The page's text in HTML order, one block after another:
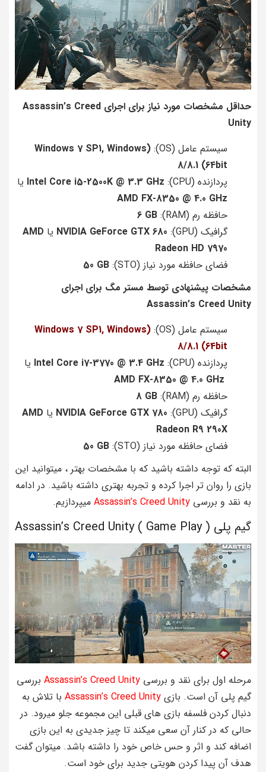
حداقل مشخصات مورد نیاز برای اجرای Assassin’s Creed
Unity
سیستم عامل (OS):
(Windows 7 SP1, Windows
8/8.1 (64bit
پردازنده (CPU):
Intel Core i5-2500K @ 3.3 GHz یا
AMD FX-8350 @ 4.0 GHz
حافظه رم (RAM):
6 GB
گرافیک (GPU):
NVIDIA GeForce GTX 680 یا AMD
Radeon HD 7970
فضای حافظه مورد نیاز (STO):
50 GB
مشخصات پیشنهادی توسط مستر مگ برای اجرای
Assassin’s Creed Unity
سیستم عامل (OS):
(Windows 7 SP1, Windows
8/8.1 (64bit
پردازنده (CPU):
Intel Core i7-3770 @ 3.4 GHz یا
AMD FX-8350 @ 4.0 GHz
حافظه رم (RAM):
8 GB
گرافیک (GPU):
NVIDIA GeForce GTX 780 یا AMD
Radeon R9 290X
فضای حافظه مورد نیاز (STO):
50 GB
البته که توجه داشته باشید که با مشخصات بهتر ، میتوانید این
بازی را روان تر اجرا کرده و تجربه بهتری داشته باشید. در ادامه
به نقد و بررسی Assassin’s Creed Unity میپردازیم.
گیم پلی ( Game Play ) Assassin’s Creed Unity
مرحله اول برای نقد و بررسی Assassin’s Creed Unity بررسی
گیم پلی آن است. بازی Assassin’s Creed Unity با تلاش به
دنبال کردن فلسفه بازی های قبلی این مجموعه جلو میرود. در
حالی که در کنار آن سعی میکند تا چیز جدیدی به این بازی
اضافه کند و اثر و حس خاص خود را داشته باشد. میتوان گفت
هدف آن پیدا کردن هویتی جدید برای خود است.